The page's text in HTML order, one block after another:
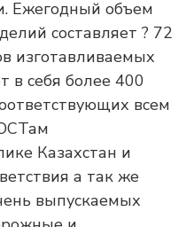
Ежегодный объем
составляет ? 72
изготавливаемых
в себя более 400
всем
Казахстан и
а так же
выпускаемых